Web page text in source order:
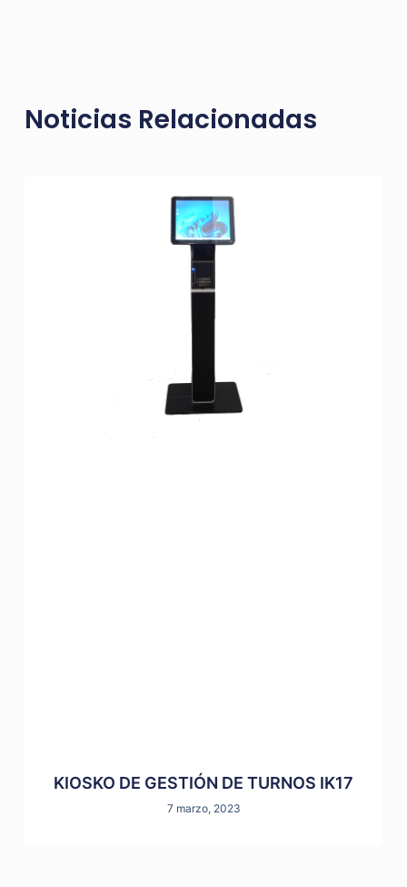
Noticias Relacionadas
KIOSKO DE GESTIÓN DE TURNOS IK17
7 marzo, 2023